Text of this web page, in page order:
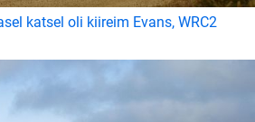
katsel oli kiireim Evans, WRC2